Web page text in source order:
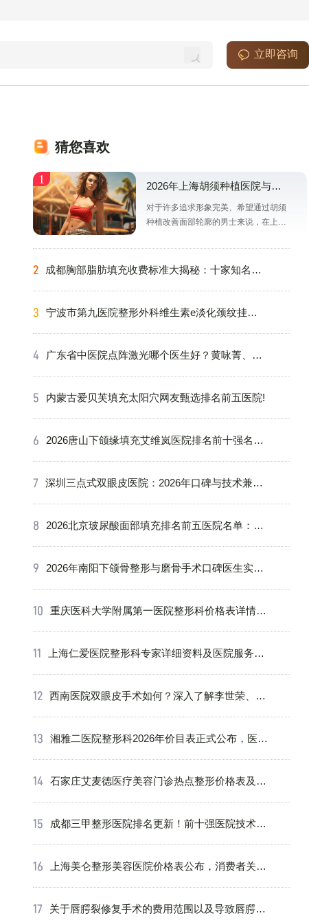
立即咨询
猜您喜欢
2026年上海胡须种植医院与专
业医生选择指南：从技术、口
碑到价格全方位剖析
对于许多追求形象完美、希望通过胡须
种植改善面部轮廓的男士来说，在上海
一家技术过硬、口碑优良的医院和一位
经验丰富的医生，是一个颇为头疼的问
题，抛开那些华而不实的宣传，从技
术、口
成都胸部脂肪填充收费标准大揭秘：十家知名医
宁波市第九医院整形外科维生素e淡化颈纹挂什
广东省中医院点阵激光哪个医生好？黄咏菁、秦
内蒙古爱贝芙填充太阳穴网友甄选排名前五医院!
2026唐山下颌缘填充艾维岚医院排名前十强名
深圳三点式双眼皮医院：2026年口碑与技术兼备
2026北京玻尿酸面部填充排名前五医院名单：公
2026年南阳下颌骨整形与磨骨手术口碑医生实力
重庆医科大学附属第一医院整形科价格表详情：
上海仁爱医院整形科专家详细资料及医院服务内
西南医院双眼皮手术如何？深入了解李世荣、王
湘雅二医院整形科2026年价目表正式公布，医生
石家庄艾麦德医疗美容门诊热点整形价格表及项
成都三甲整形医院排名更新！前十强医院技术好
上海美仑整形美容医院价格表公布，消费者关注
关于唇腭裂修复手术的费用范围以及导致唇腭裂